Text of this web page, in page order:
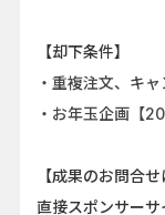
【却下条件】
・重複注文、キ
・お年玉企画【
【成果のお問合せ
直接スポンサー